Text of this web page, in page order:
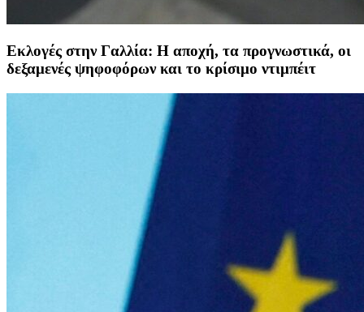
Εκλογές στην Γαλλία: Η αποχή, τα προγνωστικά, οι
δεξαμενές ψηφοφόρων και το κρίσιμο ντιμπέιτ